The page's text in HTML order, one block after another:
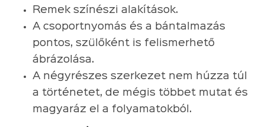
Remek színészi alakítások.
A csoportnyomás és a bántalmazás
pontos, szülőként is felismerhető
ábrázolása.
A négyrészes szerkezet nem húzza túl
a történetet, de mégis többet mutat és
magyaráz el a folyamatokból.